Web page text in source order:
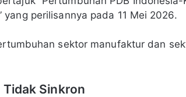
perilisannya pada 11 Mei 2026.
sektor manufaktur dan
Sinkron